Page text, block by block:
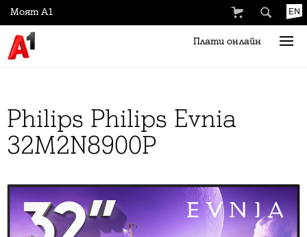
EN
Плати онлайн
Моят А1
Philips Philips Evnia
32M2N8900P